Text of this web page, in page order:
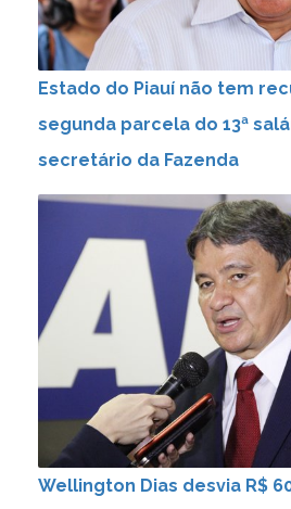
Estado do Piauí não tem
segunda parcela do 13ª
secretário da Fazenda
Wellington Dias desvia R$